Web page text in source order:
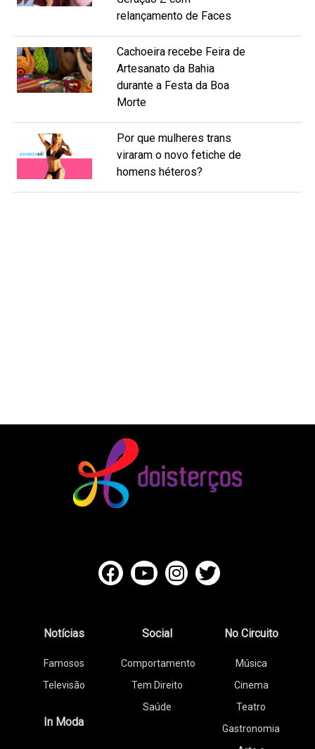
relançamento de Faces
Cachoeira recebe Feira de
Artesanato da Bahia
durante a Festa da Boa
Morte
Por que mulheres trans
viraram o novo fetiche de
homens héteros?
Notícias
Famosos
Televisão
In Moda
Social
Comportamento
Tem Direito
Saúde
No Circuito
Música
Cinema
Teatro
Gastronomia